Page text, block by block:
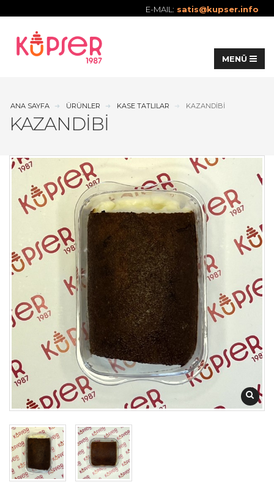
E-MAIL: satis@kupser.info
ANA SAYFA ÜRÜNLER KASE TATLILAR KAZANDIBI
KAZANDIBI